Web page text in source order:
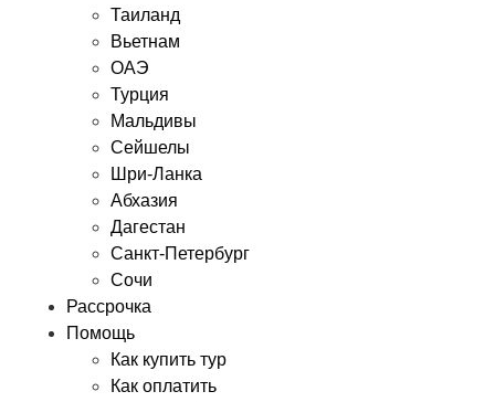
Таиланд
Вьетнам
ОАЭ
Турция
Мальдивы
Сейшелы
Шри-Ланка
Абхазия
Дагестан
Санкт-Петербург
Сочи
Рассрочка
Помощь
Как купить тур
Как оплатить